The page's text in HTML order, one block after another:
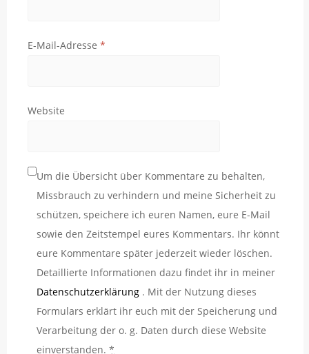
E-Mail-Adresse *
Website
Um die Übersicht über Kommentare zu behalten,
Missbrauch zu verhindern und meine Sicherheit zu
schützen, speichere ich euren Namen, eure E-Mail
sowie den Zeitstempel eures Kommentars. Ihr könnt
eure Kommentare später jederzeit wieder löschen.
Detaillierte Informationen dazu findet ihr in meiner
Datenschutzerklärung . Mit der Nutzung dieses
Formulars erklärt ihr euch mit der Speicherung und
Verarbeitung der o. g. Daten durch diese Website
einverstanden. *